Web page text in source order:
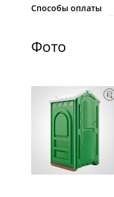
Способы оплаты
Фото